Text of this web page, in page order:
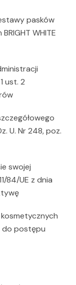
pasków
WHITE
ust. 2
U. Nr 248, poz.
swojej
84/UE z dnia
do postępu